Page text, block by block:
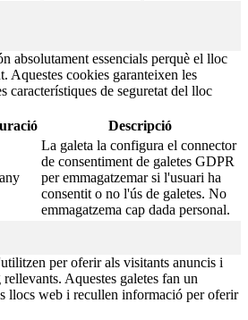
absolutament essencials perquè el lloc
Aquestes cookies garanteixen les
característiques de seguretat del lloc
Descripció
La galeta la configura el connector
de consentiment de galetes GDPR
per emmagatzemar si l'usuari ha
consentit o no l'ús de galetes. No
emmagatzema cap dada personal.
per oferir als visitants anuncis i
Aquestes galetes fan un
llocs web i recullen informació per oferir